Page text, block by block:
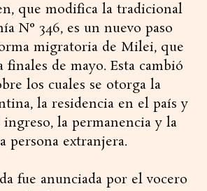
que modifica la tradicional
N° 346, es un nuevo paso
migratoria de Milei, que
finales de mayo. Esta cambió
los cuales se otorga la
la residencia en el país y
ingreso, la permanencia y la
persona extranjera.
fue anunciada por el vocero